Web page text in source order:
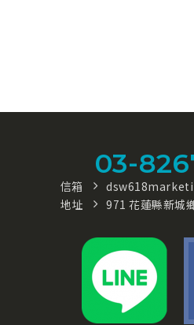
03-
信箱
地址
971 花蓮縣新城